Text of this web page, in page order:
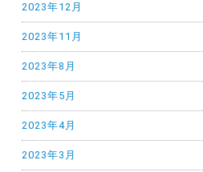
2023年12月
2023年11月
2023年8月
2023年5月
2023年4月
2023年3月